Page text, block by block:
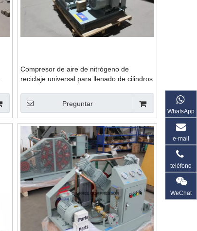
Compresor de aire de nitrógeno de
reciclaje universal para llenado de cilindros
Preguntar
WhatsApp
e-mail
teléfono
WeChat